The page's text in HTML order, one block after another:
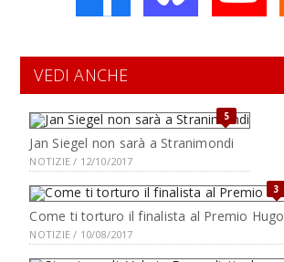
VEDI ANCHE
5
Jan Siegel non sarà a Stranimondi
NOTIZIE / 12/10/2017
3
Come ti torturo il finalista al Premio Hugo
NOTIZIE / 10/08/2017